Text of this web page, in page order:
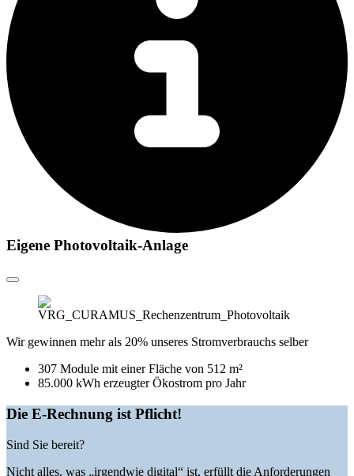
Eigene Photovoltaik-Anlage
Wir gewinnen mehr als 20% unseres Stromverbrauchs selber
307 Module mit einer Fläche von 512 m²
85.000 kWh erzeugter Ökostrom pro Jahr
Die E-Rechnung ist Pflicht!
Sind Sie bereit?
Nicht alles, was „irgendwie digital“ ist, erfüllt die Anforderungen